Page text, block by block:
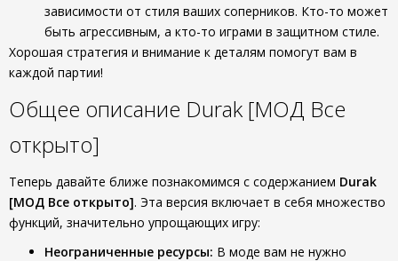
зависимости от стиля ваших соперников. Кто-то может
быть агрессивным, а кто-то играми в защитном стиле.
Хорошая стратегия и внимание к деталям помогут вам в
каждой партии!
Общее описание Durak [МОД Все
открыто]
Теперь давайте ближе познакомимся с содержанием Durak
[МОД Все открыто]. Эта версия включает в себя множество
функций, значительно упрощающих игру:
Неограниченные ресурсы: В моде вам не нужно